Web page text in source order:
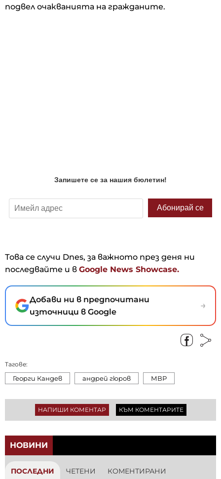
подвел очакванията на гражданите.
Това се случи Dnes, за важното през деня ни
последвайте и в Google News Showcase.
Добави ни в предпочитани
източници в Google
→
Тагове:
Георги Кандев андрей гюров МВР
НАПИШИ КОМЕНТАР КЪМ КОМЕНТАРИТЕ
НОВИНИ
ПОСЛЕДНИ ЧЕТЕНИ КОМЕНТИРАНИ